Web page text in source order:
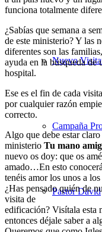
Nuevo
Campaña
Pastor David
funciona totalmente
¿Sabías que semana a
de este ministerio? Y las
diferentes son las
ayuda en la búsqueda de
hospital.
Ese es el fin de cada
por cualquier razón
correcto.
Algo que debe estar
ministerio Tu mano
nuevo os doy: que os
amado…En esto
tenéis amor los unos a
¿Has pensado quién de
visita de
edificación? Visítala esta
entonces déjale saber a